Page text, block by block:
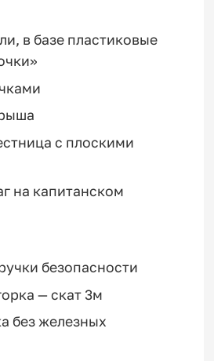
в базе пластиковые
с плоскими
на капитанском
безопасности
— скат 3м
без железных